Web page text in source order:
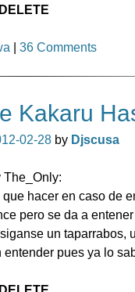
DELETE
36 Comments
Kakaru
02-28by Djscusa
The_Only:
hacer en caso de
pero se da a
un taparrabos,
pues ya lo